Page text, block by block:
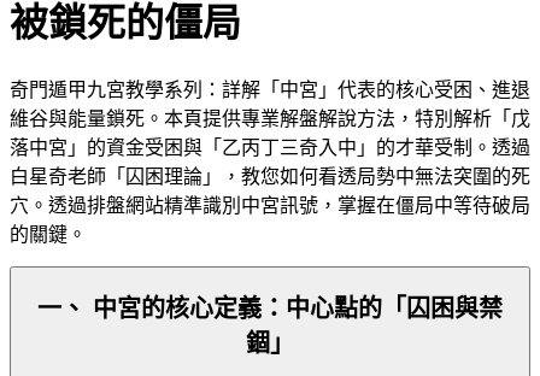
被鎖死的僵局
奇門遁甲九宮教學系列：詳解「中宮」代表的核心受困、進退
維谷與能量鎖死。本頁提供專業解盤解說方法，特別解析「戊
落中宮」的資金受困與「乙丙丁三奇入中」的才華受制。透過
白星奇老師「囚困理論」，教您如何看透局勢中無法突圍的死
穴。透過排盤網站精準識別中宮訊號，掌握在僵局中等待破局
的關鍵。
一、 中宮的核心定義：中心點的「囚困與禁
錮」